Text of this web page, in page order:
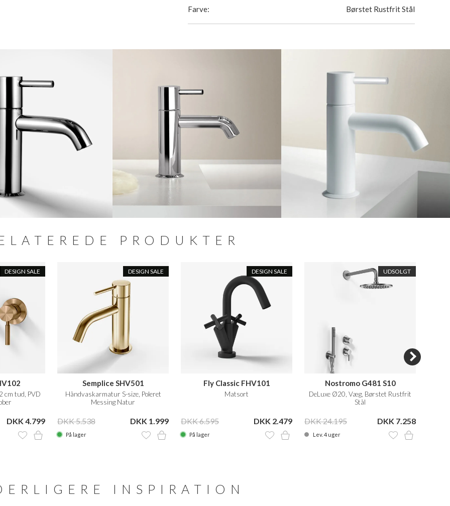
på kompromis med materialerne.
standard fra Neoperl.
materialer, produktionen
og er desuden OHSAS 18001 certificeret,
der skal sikre
Farve:
Børstet Rustfrit Stål
PRODUKTER
DESIGN SALE
cm tud, PVD
DKK 4.799
DESIGN SALE
Semplice SHV501
Håndvaskarmatur S-size, Poleret
Messing Natur
DKK 5.538 DKK 1.999
På lager
DESIGN SALE
Fly Classic FHV101
Matsort
DKK 6.595 DKK 2.479
På lager
UDSOLGT
Nostromo G481 S10
DeLuxe Ø20, Væg, Børstet Rustfrit
Stål
DKK 24.195 DKK 7.258
Lev. 4 uger
INSPIRATION